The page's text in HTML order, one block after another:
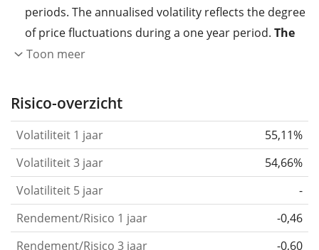
periods. The annualised volatility reflects the degree
of price fluctuations during a one year period. The
higher the volatility, the more significantly the
the past.
Assets with higher volatility are generally
based on the data for the past 1, 3 and 5 years so
that you can see if price fluctuations for the ETF
became stronger or weaker over time.
Return per riskfor 1, 3 and 5 year periods. This is
the annualised (i.e. converted to a one year period)
past return divided by the past annualised volatility.
Toon meer
Risico-overzicht
Volatiliteit 1 jaar
55,11%
Volatiliteit 3 jaar
54,66%
Volatiliteit 5 jaar
-
Rendement/Risico 1 jaar
-0,46
Rendement/Risico 3 jaar
-0,60